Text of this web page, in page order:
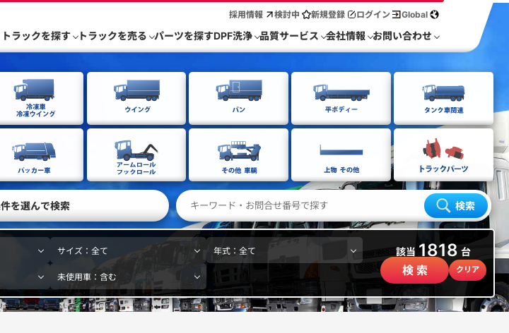
採用情報 検討中 新規登録 ログイン Global
トラックを探す トラックを売る パーツを探すDPF洗浄 品質サービス 会社情報 お問い合わせ
を選んで検索 検索
該当 1818 台
検 索 クリア